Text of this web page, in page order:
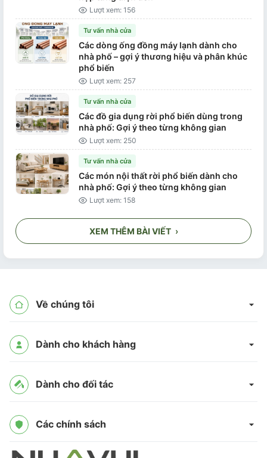
Lượt xem: 156
Tư vấn nhà cửa
Các dòng ống đồng máy lạnh dành cho
nhà phố – gợi ý thương hiệu và phân khúc
phổ biến
Lượt xem: 257
Tư vấn nhà cửa
Các đồ gia dụng rời phổ biến dùng trong
nhà phố: Gợi ý theo từng không gian
Lượt xem: 250
Tư vấn nhà cửa
Các món nội thất rời phổ biến dành cho
nhà phố: Gợi ý theo từng không gian
Lượt xem: 158
XEM THÊM BÀI VIẾT ›
Về chúng tôi
Dành cho khách hàng
Dành cho đối tác
Các chính sách